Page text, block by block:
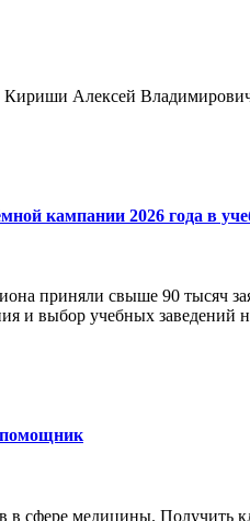
Кириши Алексей
кампании 2026 года в
приняли свыше 90 тысяч
и выбор учебных заведений
помощник
в сфере медицины.